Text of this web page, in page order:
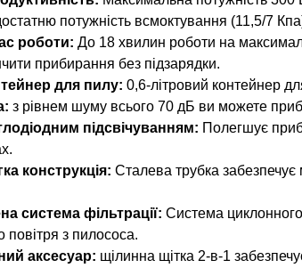
потужність всмоктування (11,5/7
роботи: До 18 хвилин роботи на
прибирання без підзарядки.
для пилу: 0,6-літровий контейнер
з рівнем шуму всього 70 дБ ви можете
підсвічуванням: Полегшує
конструкція:Сталева трубка забезпечує
система фільтрації: Система
повітря з пилососа.
аксесуар: щілинна щітка 2-в-1